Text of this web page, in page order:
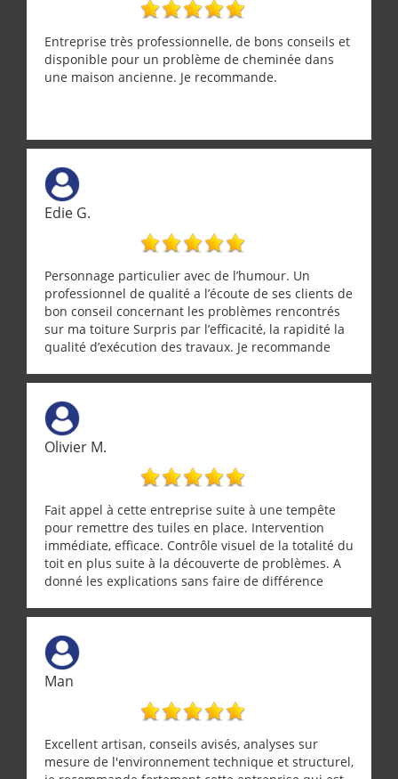
Entreprise très professionnelle, de bons conseils et
disponible pour un problème de cheminée dans
une maison ancienne. Je recommande.
Edie G.
Personnage particulier avec de l’humour. Un
professionnel de qualité a l’écoute de ses clients de
bon conseil concernant les problèmes rencontrés
sur ma toiture Surpris par l’efficacité, la rapidité la
qualité d’exécution des travaux. Je recommande
Olivier M.
Fait appel à cette entreprise suite à une tempête
pour remettre des tuiles en place. Intervention
immédiate, efficace. Contrôle visuel de la totalité du
toit en plus suite à la découverte de problèmes. A
donné les explications sans faire de différence
Man
Excellent artisan, conseils avisés, analyses sur
mesure de l'environnement technique et structurel,